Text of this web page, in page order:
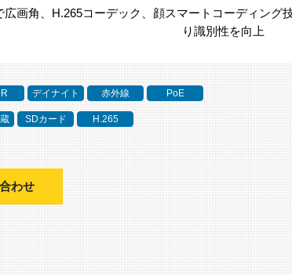
広画角、H.265コーデック、顔スマートコーディング
り識別性を向上
デイナイト 赤外線 PoE
SDカード H.265
わせ